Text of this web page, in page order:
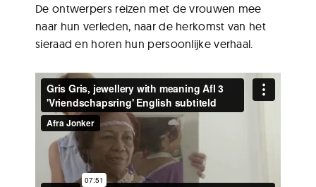
De ontwerpers reizen met de vrouwen mee
naar hun verleden, naar de herkomst van het
sieraad en horen hun persoonlijke verhaal.